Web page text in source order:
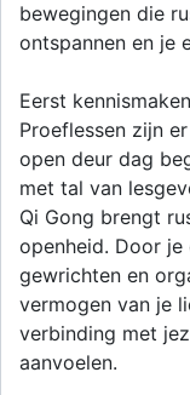
bewegingen die
ontspannen en je
Eerst
Proeflessen zijn
open deur dag
met tal van
Qi Gong brengt
openheid. Door
gewrichten en
vermogen van je
verbinding met
aanvoelen.